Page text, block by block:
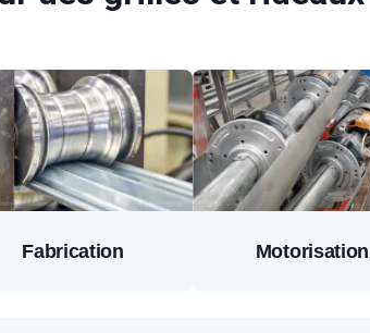
Fabrication Motorisation
pour